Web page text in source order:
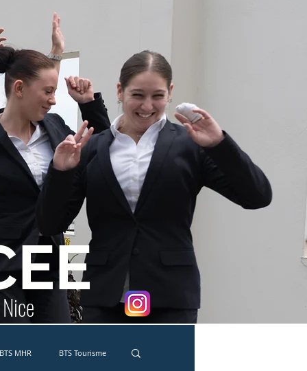
BTS MHR BTS Tourisme